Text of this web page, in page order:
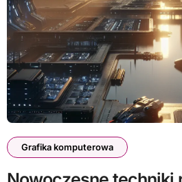
Grafika komputerowa